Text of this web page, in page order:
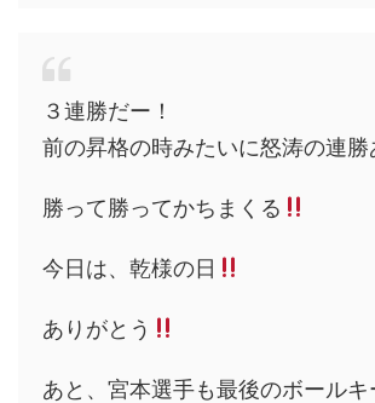
３連勝だー！
前の昇格の時みたいに怒涛の連勝
勝って勝ってかちまくる
今日は、乾様の日
ありがとう
あと、宮本選手も最後のボールキ